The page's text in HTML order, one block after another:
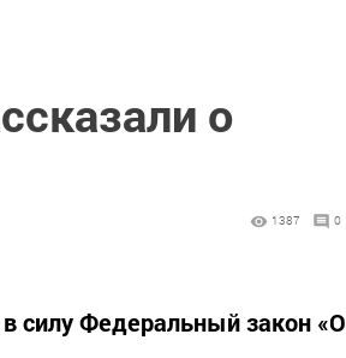
о
1387 0
в силу Федеральный закон «О